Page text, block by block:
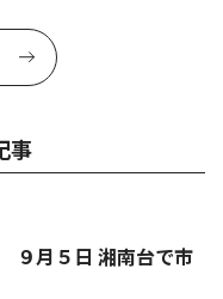
事
９月５日 湘南台で市